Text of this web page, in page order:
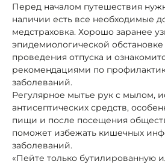
Перед началом путешествия
наличии есть все необходимые
медстраховка. Хорошо заранее
эпидемиологической
проведения отпуска и
рекомендациями по
заболеваний.
Регулярное мытье рук с мылом,
антисептических средств,
пищи и после посещения
поможет избежать кишечных
заболеваний.
«Пейте только бутилированную